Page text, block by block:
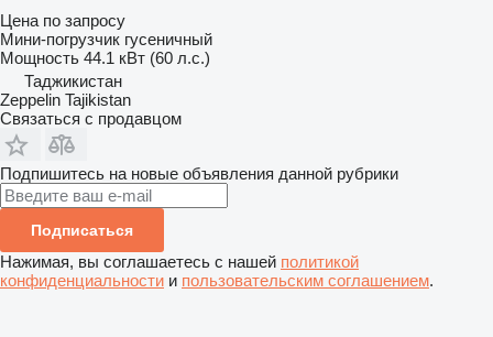
Цена по запросу
Мини-погрузчик гусеничный
Мощность 44.1 кВт (60 л.с.)
Таджикистан
Zeppelin Tajikistan
Связаться с продавцом
Подпишитесь на новые объявления данной рубрики
Подписаться
Нажимая, вы соглашаетесь с нашей политикой
конфиденциальности и пользовательским соглашением.